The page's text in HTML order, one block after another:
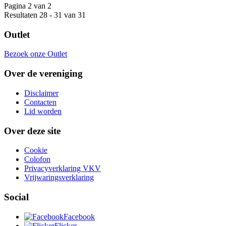
Pagina 2 van 2
Resultaten 28 - 31 van 31
Outlet
Bezoek onze Outlet
Over de vereniging
Disclaimer
Contacten
Lid worden
Over deze site
Cookie
Colofon
Privacyverklaring VKV
Vrijwaringsverklaring
Social
Facebook